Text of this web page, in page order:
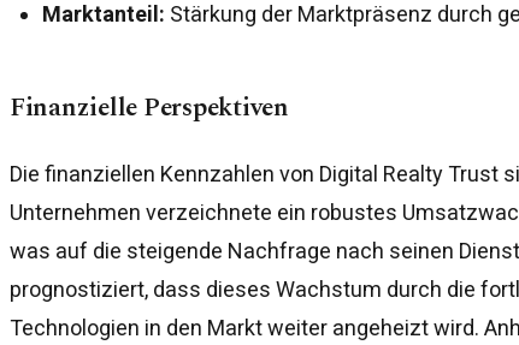
Marktanteil: Stärkung der Marktpräsenz durch
Finanzielle Perspektiven
Die finanziellen Kennzahlen von Digital Realty Trust
Unternehmen verzeichnete ein robustes
was auf die steigende Nachfrage nach seinen
prognostiziert, dass dieses Wachstum durch die
Technologien in den Markt weiter angeheizt wird.